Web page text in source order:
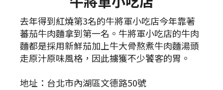
去年得到紅燒第3名的牛將軍小吃店今年靠著
蕃茄牛肉麵拿到第一名。牛將軍小吃店的牛肉
麵都是採用新鮮茄加上牛大骨熬煮牛肉麵湯頭
走原汁原味風格，因此擄獲不少饕客的胃。
地址：台北市內湖區文德路50號